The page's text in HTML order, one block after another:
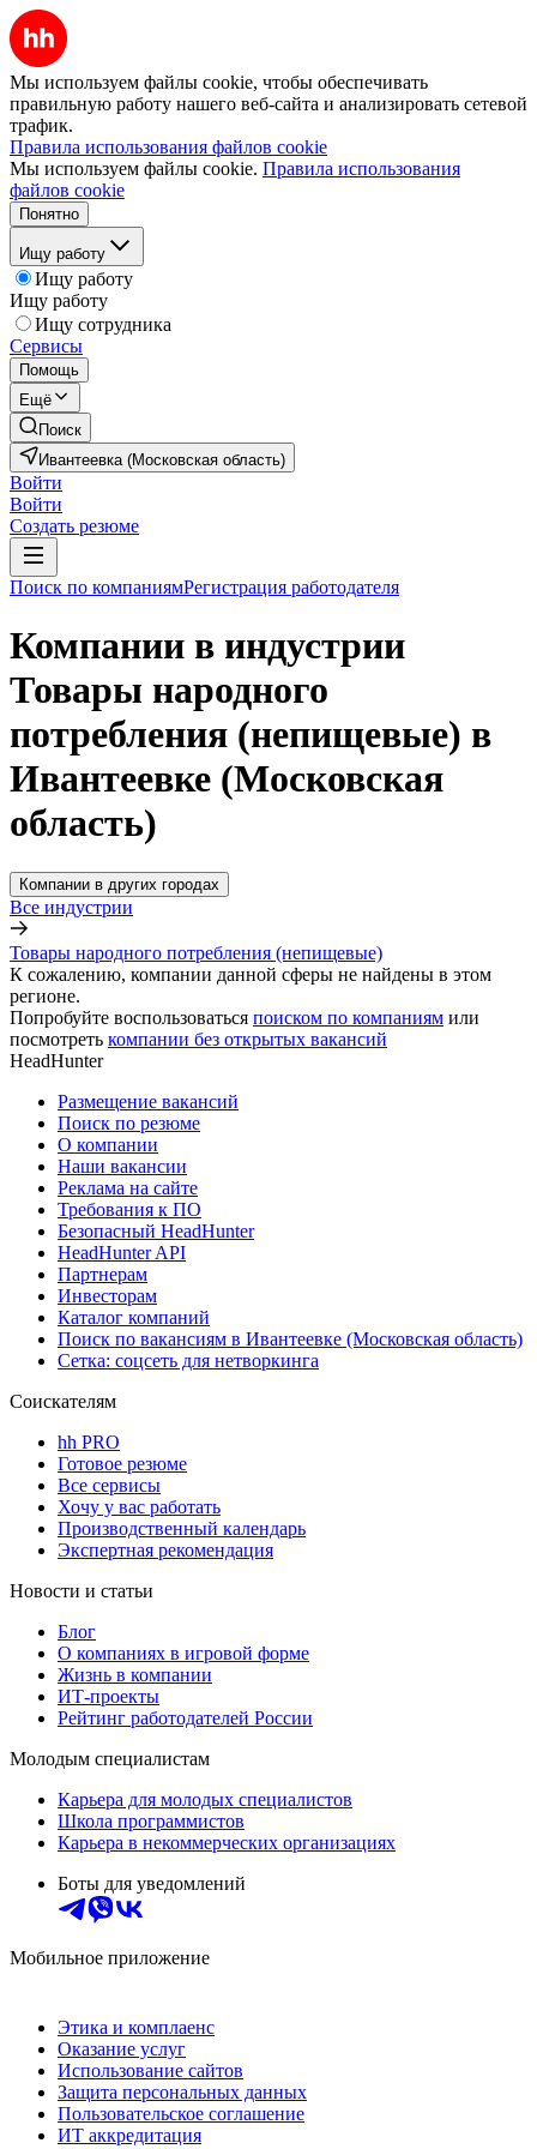
Мы используем файлы cookie, чтобы обеспечивать
правильную работу нашего веб-сайта и анализировать сетевой
трафик.
Правила использования файлов cookie
Мы используем файлы cookie. Правила использования
файлов cookie
Понятно
Ищу работу
Ищу работу
Ищу работу
Ищу сотрудника
Сервисы
Помощь
Ещё
Поиск
Ивантеевка (Московская область)
Войти
Войти
Создать резюме
Поиск по компаниямРегистрация работодателя
Компании в индустрии
Товары народного
потребления (непищевые) в
Ивантеевке (Московская
область)
Компании в других городах
Все индустрии
Товары народного потребления (непищевые)
К сожалению, компании данной сферы не найдены в этом
регионе.
Попробуйте воспользоваться поиском по компаниям или
посмотреть компании без открытых вакансий
HeadHunter
Размещение вакансий
Поиск по резюме
О компании
Наши вакансии
Реклама на сайте
Требования к ПО
Безопасный HeadHunter
HeadHunter API
Партнерам
Инвесторам
Каталог компаний
Поиск по вакансиям в Ивантеевке (Московская область)
Сетка: соцсеть для нетворкинга
Соискателям
hh PRO
Готовое резюме
Все сервисы
Хочу у вас работать
Производственный календарь
Экспертная рекомендация
Новости и статьи
Блог
О компаниях в игровой форме
Жизнь в компании
ИТ-проекты
Рейтинг работодателей России
Молодым специалистам
Карьера для молодых специалистов
Школа программистов
Карьера в некоммерческих организациях
Боты для уведомлений
Мобильное приложение
Этика и комплаенс
Оказание услуг
Использование сайтов
Защита персональных данных
Пользовательское соглашение
ИТ аккредитация